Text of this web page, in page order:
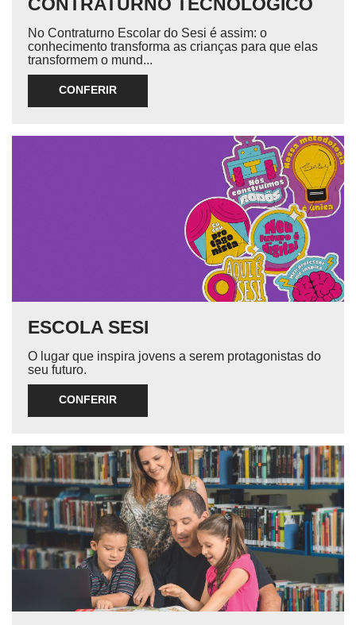
No Contraturno Escolar do Sesi é assim: o
conhecimento transforma as crianças para que elas
transformem o mund...
CONFERIR
ESCOLA SESI
O lugar que inspira jovens a serem protagonistas do
seu futuro.
CONFERIR